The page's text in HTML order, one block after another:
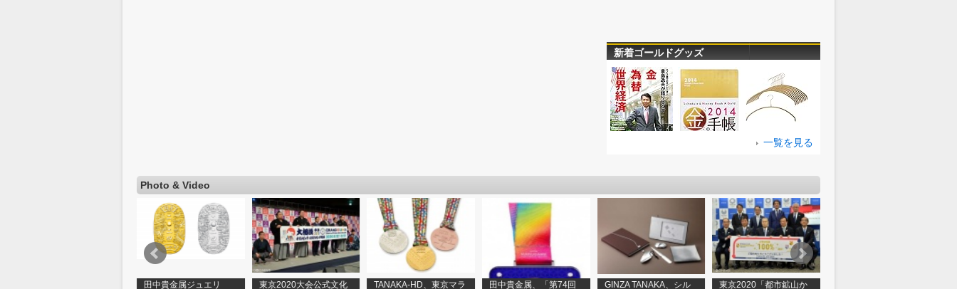
新着ゴールドグッズ
一覧を見る
Photo & Video
田中貴金属ジュエリ 東京2020大会公式文化 TANAKA-HD、東京マラ 田中貴金属、「第74回 GINZA TANAKA、シル 東京2020「都市鉱山か